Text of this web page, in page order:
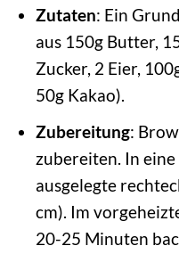
Zutaten: Ein
aus 150g Butter,
Zucker, 2 Eier,
50g Kakao).
Zubereitung:
zubereiten. In
ausgelegte
cm). Im
20-25 Minuten